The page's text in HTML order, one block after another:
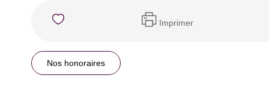
Imprimer
Nos honoraires